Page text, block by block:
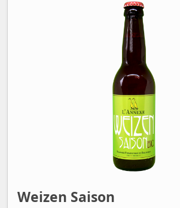
Weizen Saison